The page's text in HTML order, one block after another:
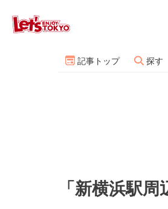
記事トップ 探す
「新横浜駅